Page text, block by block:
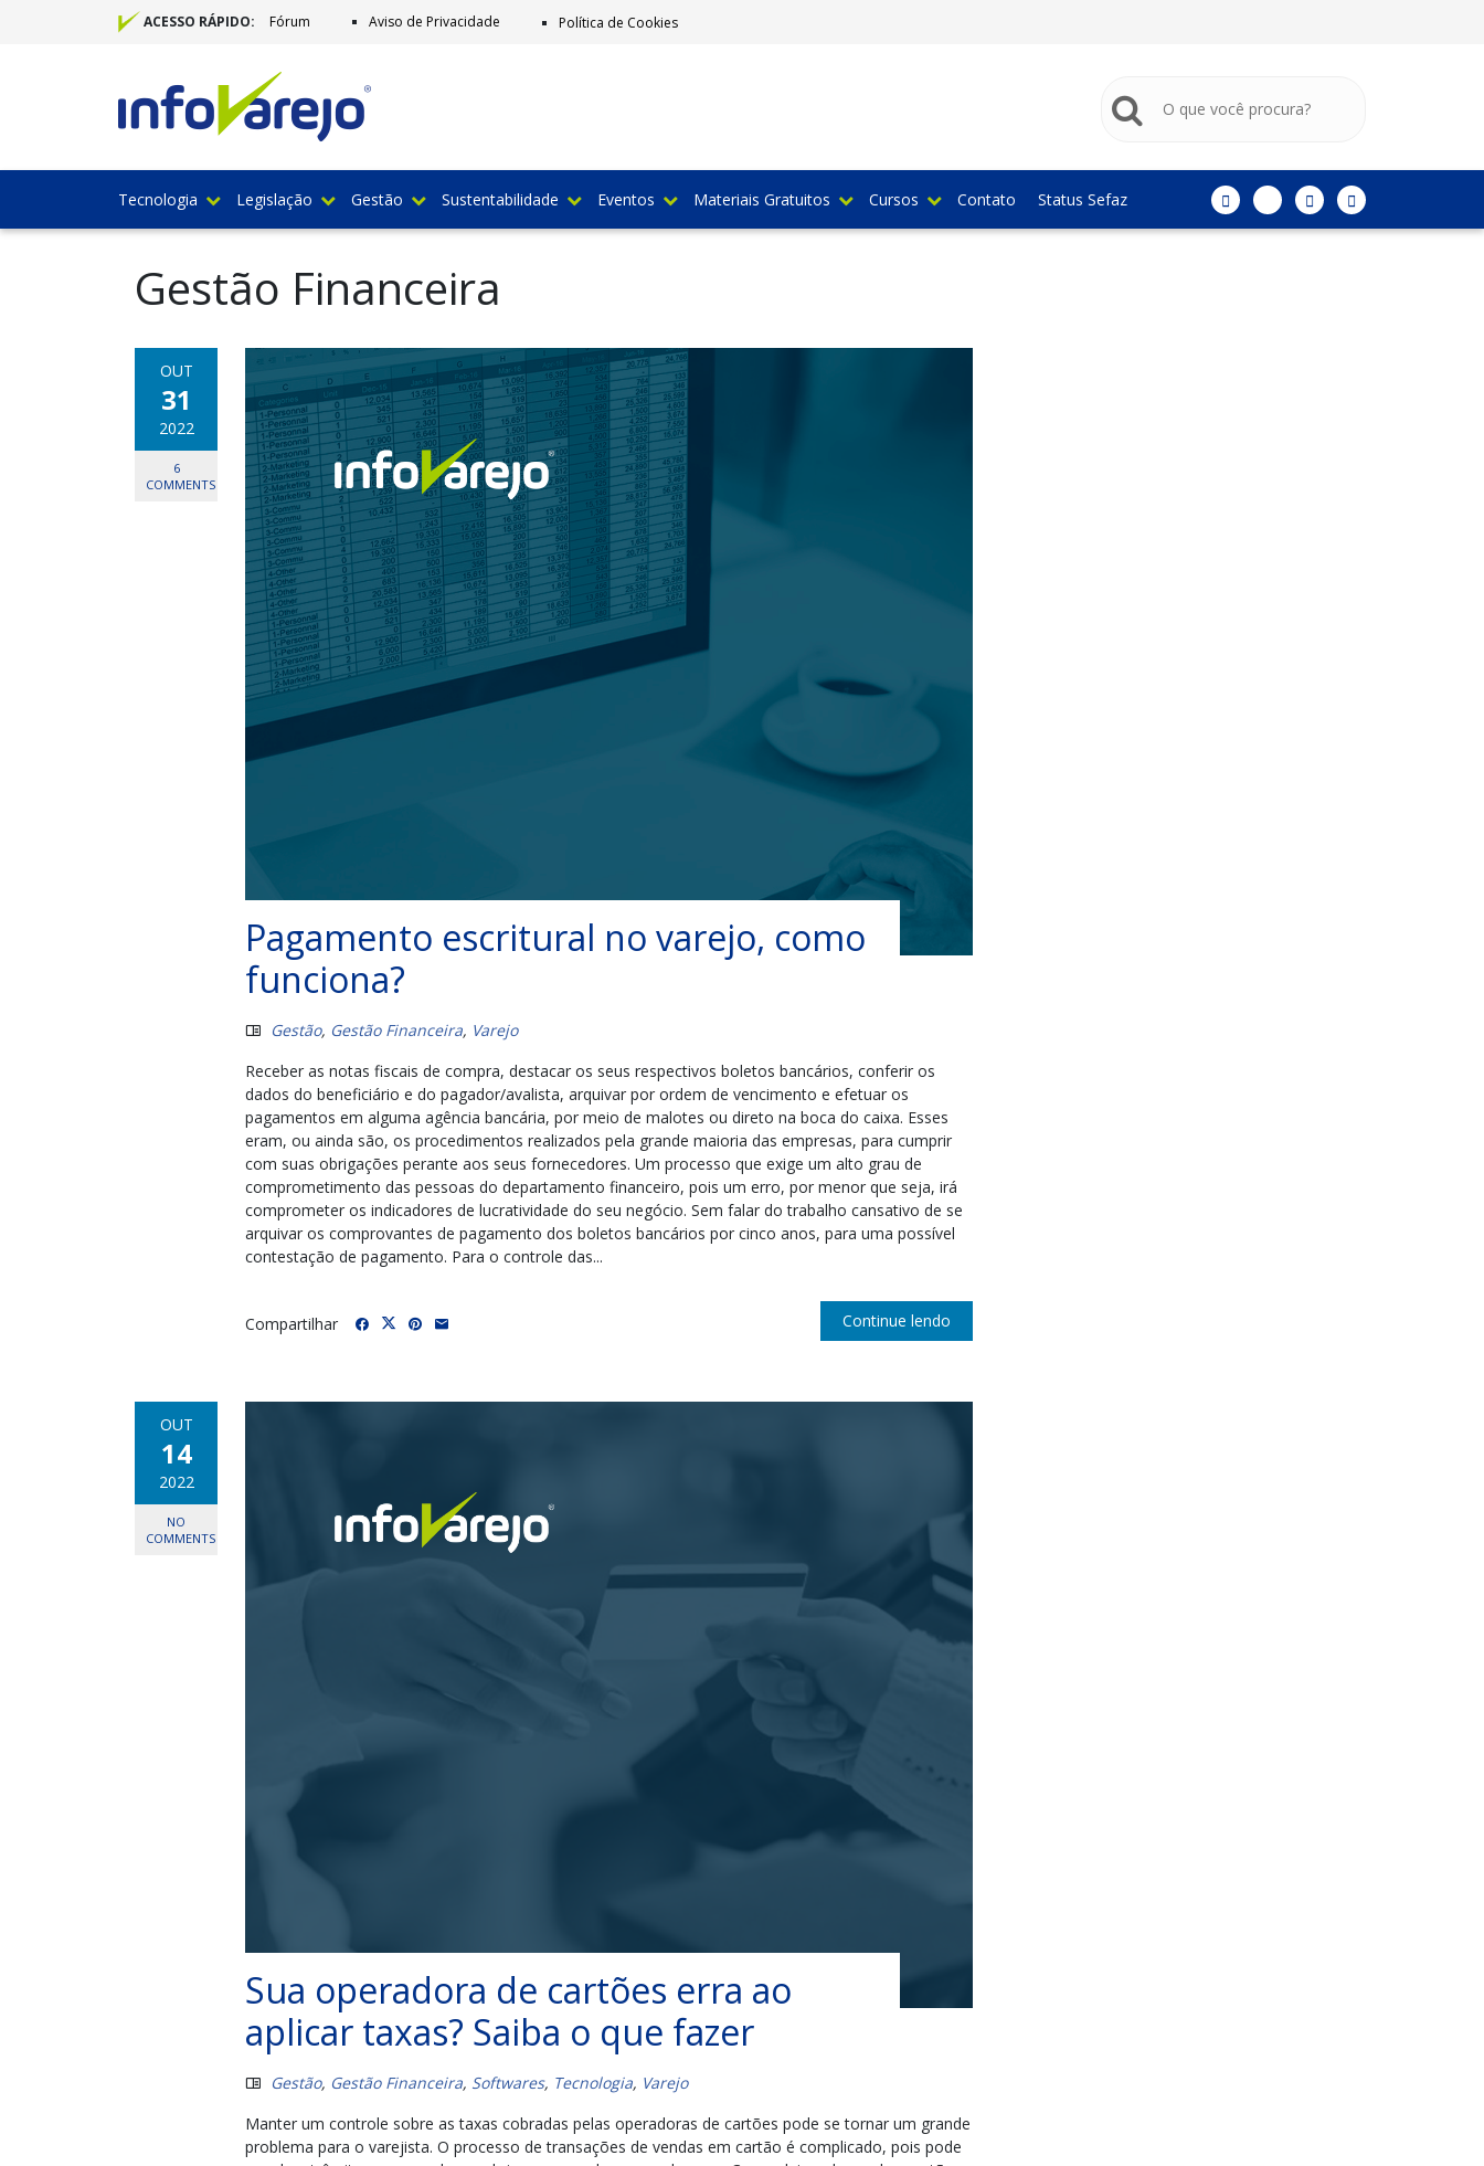
ACESSO RÁPIDO: Fórum Aviso de Privacidade Política de Cookies
Tecnologia Legislação Gestão Sustentabilidade Eventos Materiais Gratuitos Cursos Contato Status Sefaz
Gestão Financeira
OUT
31
2022
6
COMMENTS
Pagamento escritural no varejo, como
funciona?
Gestão, Gestão Financeira, Varejo
Receber as notas fiscais de compra, destacar os seus respectivos boletos bancários, conferir os
dados do beneficiário e do pagador/avalista, arquivar por ordem de vencimento e efetuar os
pagamentos em alguma agência bancária, por meio de malotes ou direto na boca do caixa. Esses
eram, ou ainda são, os procedimentos realizados pela grande maioria das empresas, para cumprir
com suas obrigações perante aos seus fornecedores. Um processo que exige um alto grau de
comprometimento das pessoas do departamento financeiro, pois um erro, por menor que seja, irá
comprometer os indicadores de lucratividade do seu negócio. Sem falar do trabalho cansativo de se
arquivar os comprovantes de pagamento dos boletos bancários por cinco anos, para uma possível
contestação de pagamento. Para o controle das...
Continue lendo
Compartilhar
OUT
14
2022
NO
COMMENTS
Sua operadora de cartões erra ao
aplicar taxas? Saiba o que fazer
Gestão, Gestão Financeira, Softwares, Tecnologia, Varejo
Manter um controle sobre as taxas cobradas pelas operadoras de cartões pode se tornar um grande
problema para o varejista. O processo de transações de vendas em cartão é complicado, pois pode